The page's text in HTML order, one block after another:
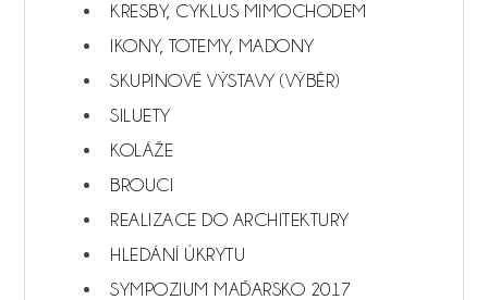
KRESBY, CYKLUS MIMOCHODEM
IKONY, TOTEMY, MADONY
SKUPINOVÉ VÝSTAVY (VÝBĚR)
SILUETY
KOLÁŽE
BROUCI
REALIZACE DO ARCHITEKTURY
HLEDÁNÍ ÚKRYTU
SYMPOZIUM MAĎARSKO 2017